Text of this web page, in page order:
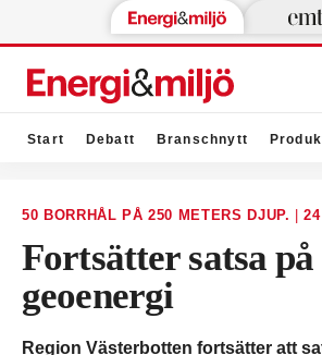
Start Debatt Branschnytt
50 BORRHÅL PÅ 250 METERS DJUP.
Fortsätter satsa på
geoenergi
Region Västerbotten fortsätter att